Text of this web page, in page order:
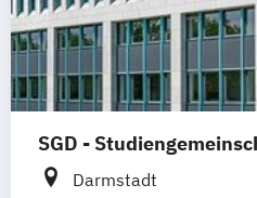
SGD -
Darmstadt